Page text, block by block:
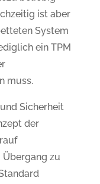
ist aber
System
ein TPM
muss.
Sicherheit
der
zu